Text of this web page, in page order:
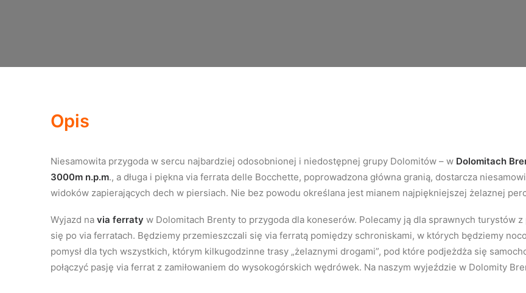
Opis
Niesamowita przygoda w sercu najbardziej odosobnionej i niedostępnej grupy Dolomitów – w Dolomitach
3000m n.p.m., a długa i piękna via ferrata delle Bocchette, poprowadzona główna granią, dostarcza
widoków zapierających dech w piersiach. Nie bez powodu określana jest mianem najpiękniejszej żelaznej
Wyjazd na via ferraty w Dolomitach Brenty to przygoda dla koneserów. Polecamy ją dla sprawnych turystów z
się po via ferratach. Będziemy przemieszczali się via ferratą pomiędzy schroniskami, w których będziemy
pomysł dla tych wszystkich, którym kilkugodzinne trasy „żelaznymi drogami”, pod które podjeżdża się
połączyć pasję via ferrat z zamiłowaniem do wysokogórskich wędrówek. Na naszym wyjeździe w Dolomity